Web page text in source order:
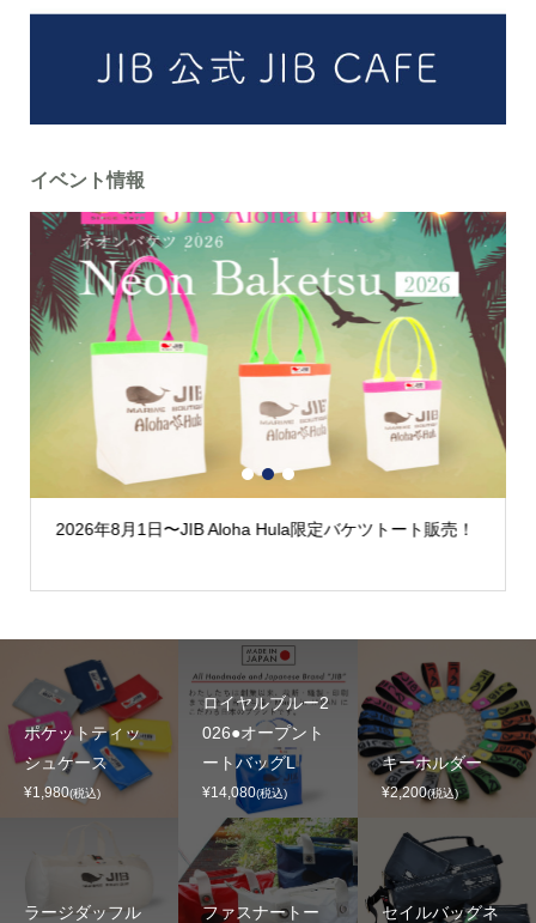
イベント情報
2026年8月1日〜JIB Aloha Hula限定バケツトート販売！
1 2 3
ポケットティッ
シュケース
¥1,980(税込)
ロイヤルブルー2
026●オープント
ートバッグL
¥14,080(税込)
キーホルダー
¥2,200(税込)
ラージダッフル
ファスナートー
セイルバッグネ